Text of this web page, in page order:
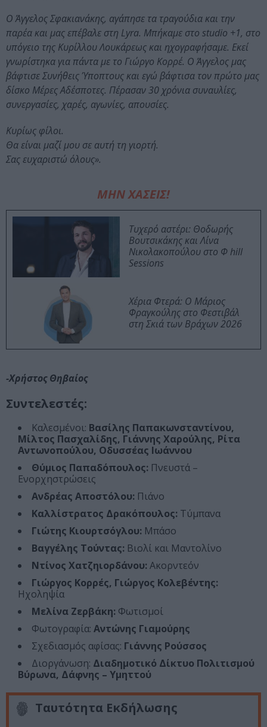
Ο Άγγελος Σφακιανάκης, αγάπησε τα τραγούδια και την
παρέα και μας επέβαλε στη Lyra. Μπήκαμε στο studio +1, στο
υπόγειο της Κυρίλλου Λουκάρεως και ηχογραφήσαμε. Εκεί
γνωρίστηκα για πάντα με το Γιώργο Κορρέ. Ο Άγγελος μας
βάφτισε Συνήθεις Ύποπτους και εγώ βάφτισα τον πρώτο μας
δίσκο Μέρες Αδέσποτες. Πέρασαν 30 χρόνια συναυλίες,
συνεργασίες, χαρές, αγωνίες, απουσίες.
Κυρίως φίλοι.
Θα είναι μαζί μου σε αυτή τη γιορτή.
Σας ευχαριστώ όλους».
ΜΗΝ ΧΑΣΕΙΣ!
Τυχερό αστέρι: Θοδωρής
Βουτσικάκης και Λίνα
Νικολακοπούλου στο Φ hill
Sessions
Χέρια Φτερά: Ο Μάριος
Φραγκούλης στο Φεστιβάλ
στη Σκιά των Βράχων 2026
-Χρήστος Θηβαίος
Συντελεστές:
Καλεσμένοι: Βασίλης Παπακωνσταντίνου,
Μίλτος Πασχαλίδης, Γιάννης Χαρούλης, Ρίτα
Αντωνοπούλου, Οδυσσέας Ιωάννου
Θύμιος Παπαδόπουλος: Πνευστά –
Ενορχηστρώσεις
Ανδρέας Αποστόλου: Πιάνο
Καλλίστρατος Δρακόπουλος: Τύμπανα
Γιώτης Κιουρτσόγλου: Μπάσο
Βαγγέλης Τούντας: Βιολί και Μαντολίνο
Ντίνος Χατζηιορδάνου: Ακορντεόν
Γιώργος Κορρές, Γιώργος Κολεβέντης:
Ηχοληψία
Μελίνα Ζερβάκη: Φωτισμοί
Φωτογραφία: Αντώνης Γιαμούρης
Σχεδιασμός αφίσας: Γιάννης Ρούσσος
Διοργάνωση: Διαδημοτικό Δίκτυο Πολιτισμού
Βύρωνα, Δάφνης – Υμηττού
Ταυτότητα Εκδήλωσης